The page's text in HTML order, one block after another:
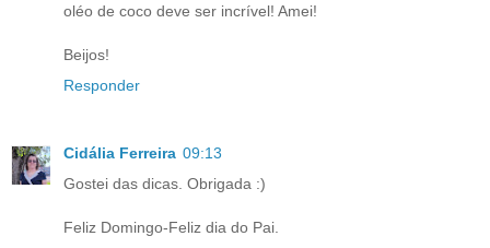
oléo de coco deve ser incrível! Amei!
Beijos!
Responder
Cidália Ferreira 09:13
Gostei das dicas. Obrigada :)
Feliz Domingo-Feliz dia do Pai.